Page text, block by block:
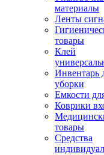
материалы
Ленты
товары
Клей
Инвентарь
уборки
Емкости
Коврики
товары
Средства